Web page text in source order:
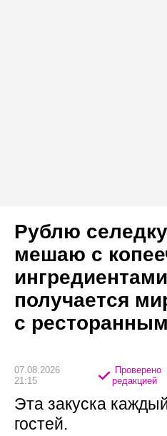
Рублю
мешаю с
получается
с
07.08.2026
21:15
Проверено
редакцией
Эта закуска
гостей.